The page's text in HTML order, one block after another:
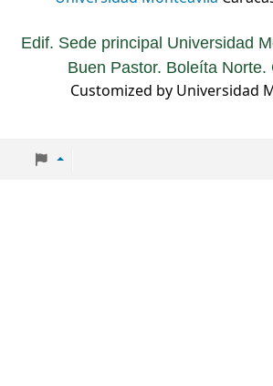
Edif. Sede principal Universidad
Buen Pastor. Boleíta Norte.
Customized by Universidad